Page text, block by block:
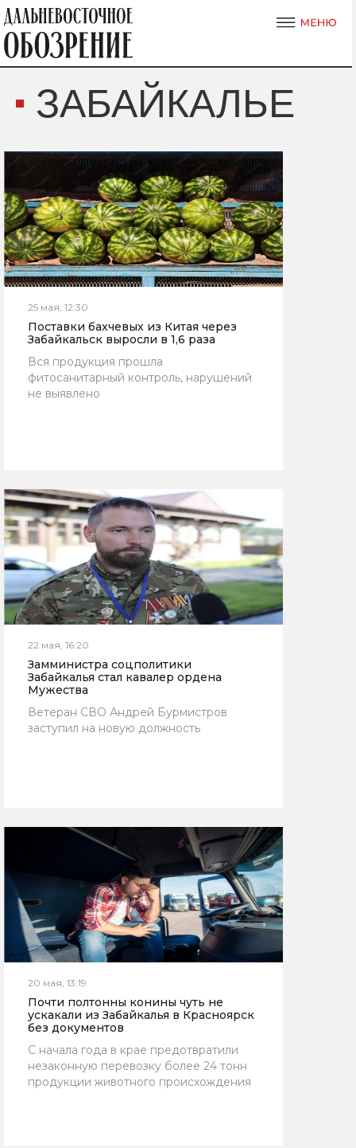
ЗАБАЙКАЛЬЕ
25 мая, 12:30
Поставки бахчевых из Китая через
Забайкальск выросли в 1,6 раза
Вся продукция прошла
фитосанитарный контроль, нарушений
не выявлено
22 мая, 16:20
Замминистра соцполитики
Забайкалья стал кавалер ордена
Мужества
Ветеран СВО Андрей Бурмистров
заступил на новую должность
20 мая, 13:19
Почти полтонны конины чуть не
ускакали из Забайкалья в Красноярск
без документов
С начала года в крае предотвратили
незаконную перевозку более 24 тонн
продукции животного происхождения